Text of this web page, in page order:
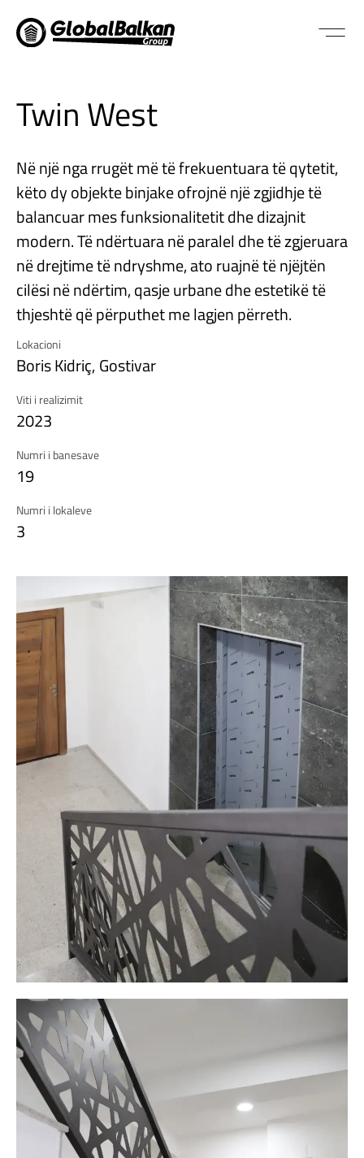
Lokacioni
Boris Kidriç, Gostivar
Viti i realizimit
2023
Numri i banesave
19
Numri i lokaleve
3
Twin West
Në një nga rrugët më të frekuentuara të qytetit,
këto dy objekte binjake ofrojnë një zgjidhje të
balancuar mes funksionalitetit dhe dizajnit
modern. Të ndërtuara në paralel dhe të zgjeruara
në drejtime të ndryshme, ato ruajnë të njëjtën
cilësi në ndërtim, qasje urbane dhe estetikë të
thjeshtë që përputhet me lagjen përreth.